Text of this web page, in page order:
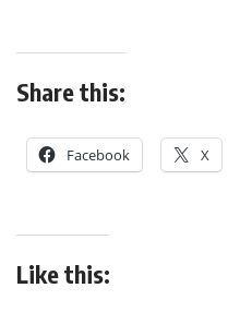
Share this:
Facebook X
Like this: